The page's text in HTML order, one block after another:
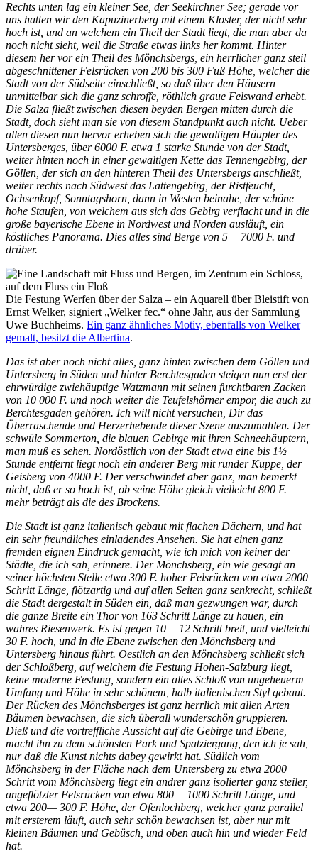
Rechts unten lag ein kleiner See, der Seekirchner See; gerade vor
uns hatten wir den Kapuzinerberg mit einem Kloster, der nicht sehr
hoch ist, und an welchem ein Theil der Stadt liegt, die man aber da
noch nicht sieht, weil die Straße etwas links her kommt. Hinter
diesem her­ vor ein Theil des Mönchsbergs, ein herrlicher ganz steil
abgeschnit­tener Felsrücken von 200 bis 300 Fuß Höhe, welcher die
Stadt von der Südseite einschließt, so daß über den Häusern
unmittelbar sich die ganz schroffe, röthlich graue Felswand erhebt.
Die Salza fließt zwischen diesen beyden Bergen mitten durch die
Stadt, doch sieht man sie von diesem Standpunkt auch nicht. Ueber
allen diesen nun hervor erheben sich die gewaltigen Häupter des
Untersberges, über 6000 F. etwa 1 starke Stunde von der Stadt,
weiter hinten noch in einer gewaltigen Kette das Tennengebirg, der
Göllen, der sich an den hinteren Theil des Untersbergs anschließt,
weiter rechts nach Südwest das Lattengebirg, der Ristfeucht,
Ochsenkopf, Sonntagshorn, dann in Westen beinahe, der schöne
hohe Staufen, von welchem aus sich das Gebirg verflacht und in die
große bayerische Ebene in Nordwest und Norden ausläuft, ein
köstliches Pano­rama. Dies alles sind Berge von 5— 7000 F. und
drüber.
Die Festung Werfen über der Salza – ein Aquarell über Bleistift von
Ernst Welker, signiert „Welker fec.“ ohne Jahr, aus der Sammlung
Uwe Buchheims. Ein ganz ähnliches Motiv, ebenfalls von Welker
gemalt, besitzt die Albertina.
Das ist aber noch nicht alles, ganz hinten zwischen dem Göllen und
Untersberg in Süden und hinter Berchtesgaden steigen nun erst der
ehrwürdige zwiehäuptige Watzmann mit seinen furchtbaren Zacken
von 10 000 F. und noch weiter die Teufelshörner empor, die auch zu
Berchtesgaden gehören. Ich will nicht versuchen, Dir das
Überraschende und Herzerhebende dieser Szene auszumahlen. Der
schwüle Sommerton, die blauen Gebirge mit ihren Schneehäuptern,
man muß es sehen. Nordöstlich von der Stadt etwa eine bis 1½
Stunde entfernt liegt noch ein anderer Berg mit runder Kuppe, der
Geisberg von 4000 F. Der verschwindet aber ganz, man bemerkt
nicht, daß er so hoch ist, ob seine Höhe gleich vielleicht 800 F.
mehr beträgt als die des Brockens.
Die Stadt ist ganz italienisch gebaut mit flachen Dächern, und hat
ein sehr freundliches einladendes Ansehen. Sie hat einen ganz
fremden eignen Eindruck gemacht, wie ich mich von keiner der
Städte, die ich sah, erinnere. Der Mönchsberg, ein wie gesagt an
seiner höchsten Stelle etwa 300 F. hoher Felsrücken von etwa 2000
Schritt Länge, flötzartig und auf allen Seiten ganz senkrecht, schließt
die Stadt dergestalt in Süden ein, daß man gezwungen war, durch
die ganze Breite ein Thor von 163 Schritt Länge zu hauen, ein
wahres Riesenwerk. Es ist gegen 10— 12 Schritt breit, und vielleicht
30 F. hoch, und in die Ebene zwischen den Mönchsberg und
Untersberg hinaus führt. Oestlich an den Mönchsberg schließt sich
der Schloßberg, auf welchem die Festung Hohen-Salzburg liegt,
keine moderne Festung, sondern ein altes Schloß von ungeheuerm
Umfang und Höhe in sehr schönem, halb italienischen Styl gebaut.
Der Rücken des Mönchsberges ist ganz herrlich mit allen Arten
Bäumen bewachsen, die sich überall wunderschön gruppieren.
Dieß und die vortreffliche Aussicht auf die Gebirge und Ebene,
macht ihn zu dem schönsten Park und Spatzier­gang, den ich je sah,
nur daß die Kunst nichts dabey gewirkt hat. Südlich vom
Mönchsberg in der Fläche nach dem Untersberg zu etwa 2000
Schritt vom Mönchsberg liegt ein andrer ganz isolierter ganz steiler,
angeflötzter Felsrücken von etwa 800— 1000 Schritt Länge, und
etwa 200— 300 F. Höhe, der Ofenlochberg, welcher ganz parallel
mit ersterem läuft, auch sehr schön bewachsen ist, aber nur mit
kleinen Bäumen und Gebüsch, und oben auch hin und wieder Feld
hat.